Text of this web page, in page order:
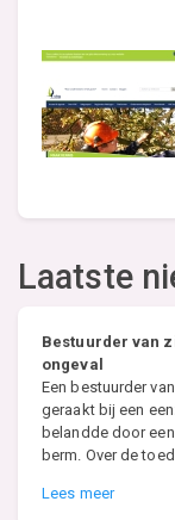
Laatste
Bestuurder van
ongeval
Een bestuurder
geraakt bij een
belandde door
berm. Over de
Lees meer